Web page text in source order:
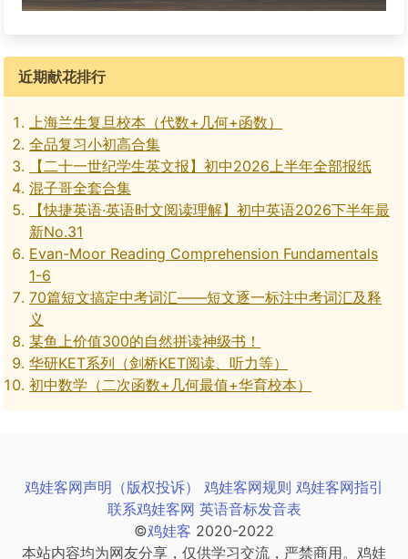
近期献花排行
上海兰生复旦校本（代数+几何+函数）
全品复习小初高合集
【二十一世纪学生英文报】初中2026上半年全部报纸
混子哥全套合集
【快捷英语·英语时文阅读理解】初中英语2026下半年最
新No.31
Evan-Moor Reading Comprehension Fundamentals
1-6
70篇短文搞定中考词汇——短文逐一标注中考词汇及释
义
某鱼上价值300的自然拼读神级书！
华研KET系列（剑桥KET阅读、听力等）
初中数学（二次函数+几何最值+华育校本）
鸡娃客网声明（版权投诉） 鸡娃客网规则 鸡娃客网指引
联系鸡娃客网 英语音标发音表
©鸡娃客 2020-2022
本站内容均为网友分享，仅供学习交流，严禁商用。鸡娃